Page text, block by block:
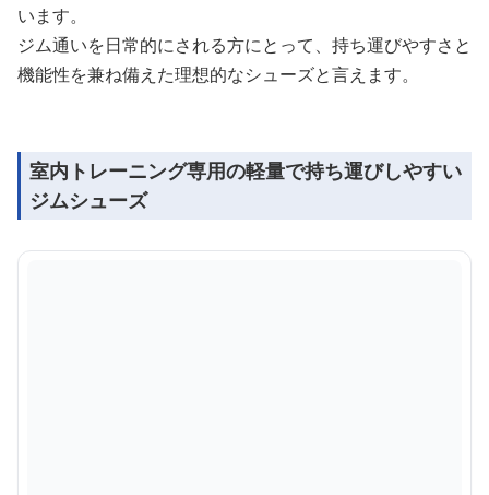
います。
ジム通いを日常的にされる方にとって、持ち運びやすさと
機能性を兼ね備えた理想的なシューズと言えます。
室内トレーニング専用の軽量で持ち運びしやすい
ジムシューズ